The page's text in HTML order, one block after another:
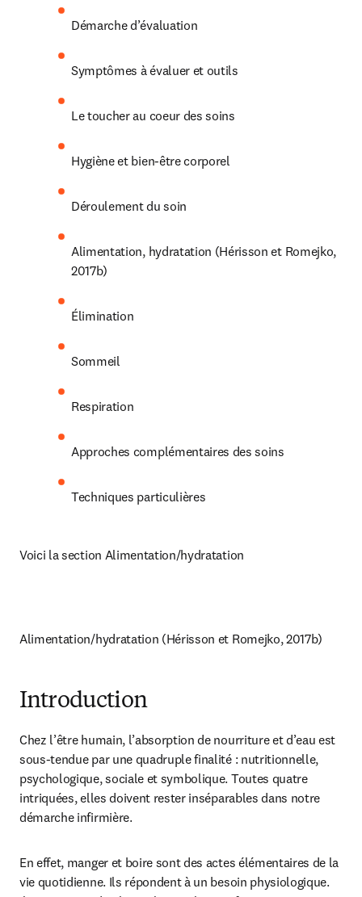
Démarche d’évaluation
Symptômes à évaluer et outils
Le toucher au coeur des soins
Hygiène et bien-être corporel
Déroulement du soin
Alimentation, hydratation (Hérisson et Romejko,
2017b)
Élimination
Sommeil
Respiration
Approches complémentaires des soins
Techniques particulières
Voici la section Alimentation/hydratation
Alimentation/hydratation (Hérisson et Romejko, 2017b)
Introduction
Chez l’être humain, l’absorption de nourriture et d’eau est
sous-tendue par une quadruple finalité : nutritionnelle,
psychologique, sociale et symbolique. Toutes quatre
intriquées, elles doivent rester inséparables dans notre
démarche infirmière.
En effet, manger et boire sont des actes élémentaires de la
vie quotidienne. Ils répondent à un besoin physiologique.